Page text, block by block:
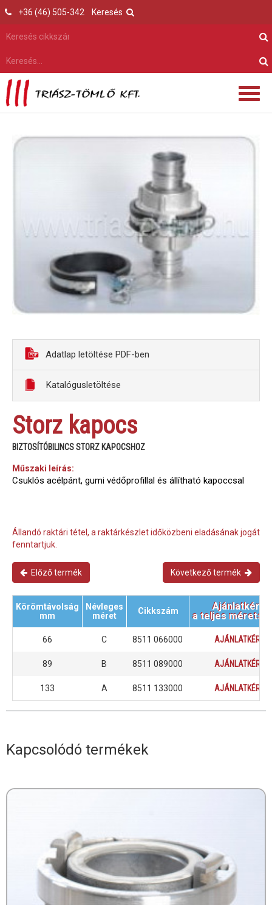
Keresés
+36 (46) 505-342
Adatlap letöltése PDF-ben
Katalógusletöltése
Storz kapocs
BIZTOSÍTÓBILINCS STORZ KAPOCSHOZ
Műszaki leírás:
Csuklós acélpánt, gumi védőprofillal és állítható kapoccsal
Állandó raktári tétel, a raktárkészlet időközbeni eladásának jogát
fenntartjuk.
Előző termék Következő termék
Körömtávolság
mm
Névleges
méret
Cikkszám
Ajánlatkérés
a teljes
66 C 8511 066000 AJÁNLATKÉRÉS
89 B 8511 089000 AJÁNLATKÉRÉS
133 A 8511 133000 AJÁNLATKÉRÉS
Kapcsolódó termékek